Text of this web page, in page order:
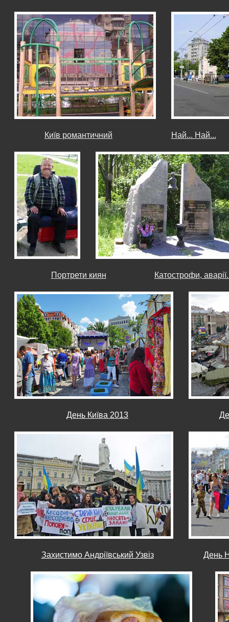
Київ романтичний Най... Най...
Портрети киян Катострофи,
День Київа 2013
Захистимо Андріївський Узвіз День